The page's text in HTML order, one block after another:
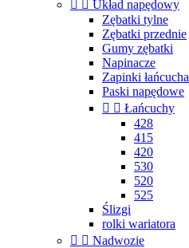
  Układ napędowy
Zębatki tylne
Zębatki przednie
Gumy zębatki
Napinacze
Zapinki łańcucha
Paski napędowe
  Łańcuchy
428
415
420
530
520
525
Ślizgi
rolki wariatora
  Nadwozie